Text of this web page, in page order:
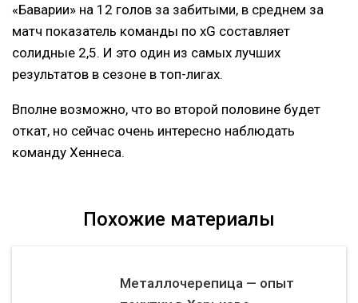
«Баварии» на 12 голов за забитыми, в среднем за
матч показатель команды по xG составляет
солидные 2,5. И это один из самых лучших
результатов в сезоне в топ-лигах.
Вполне возможно, что во второй половине будет
откат, но сейчас очень интересно наблюдать
команду Хеннеса.
Похожие материалы
Металлочерепица — опыт